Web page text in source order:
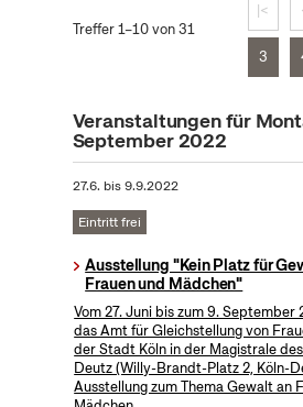
Treffer 1–10 von 31
|<
3
Veranstaltungen für
September 2022
27.6. bis9.9.2022
Eintritt frei
Ausstellung "Kein Platz für
Frauen und Mädchen"
Vom 27. Juni bis zum 9.
das Amt für Gleichstellung von
der Stadt Köln in der Magistrale
Deutz (Willy-Brandt-Platz 2, Köln-
Ausstellung zum Thema Gewalt an